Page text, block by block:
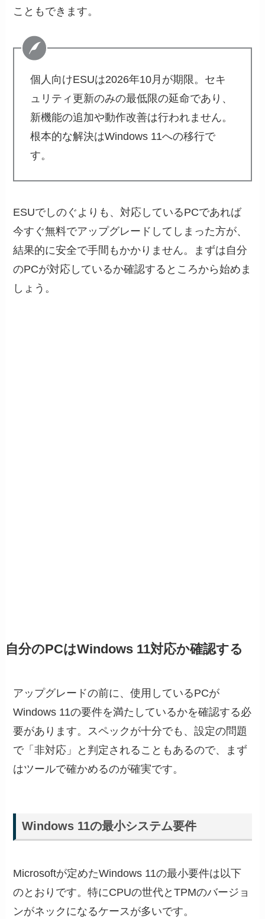
こともできます。
個人向けESUは2026年10月が期限。セキ
ュリティ更新のみの最低限の延命であり、
新機能の追加や動作改善は行われません。
根本的な解決はWindows 11への移行で
す。
ESUでしのぐよりも、対応しているPCであれば
今すぐ無料でアップグレードしてしまった方が、
結果的に安全で手間もかかりません。まずは自分
のPCが対応しているか確認するところから始めま
しょう。
自分のPCはWindows 11対応か確認する
アップグレードの前に、使用しているPCが
Windows 11の要件を満たしているかを確認する必
要があります。スペックが十分でも、設定の問題
で「非対応」と判定されることもあるので、まず
はツールで確かめるのが確実です。
Windows 11の最小システム要件
Microsoftが定めたWindows 11の最小要件は以下
のとおりです。特にCPUの世代とTPMのバージョ
ンがネックになるケースが多いです。